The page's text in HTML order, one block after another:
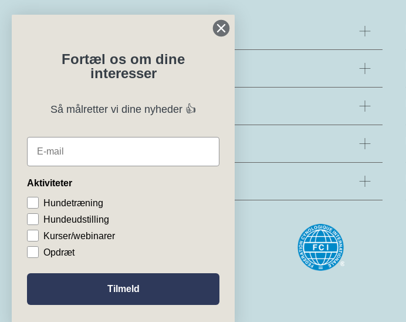
Eksteriørdommer
Regler og instrukser
Specialklubber
Fortæl os om dine
interesser
Så målretter vi dine nyheder 👍
E-mail
Aktiviteter
Hundetræning
Hundeudstilling
Kurser/webinarer
Opdræt
Tilmeld